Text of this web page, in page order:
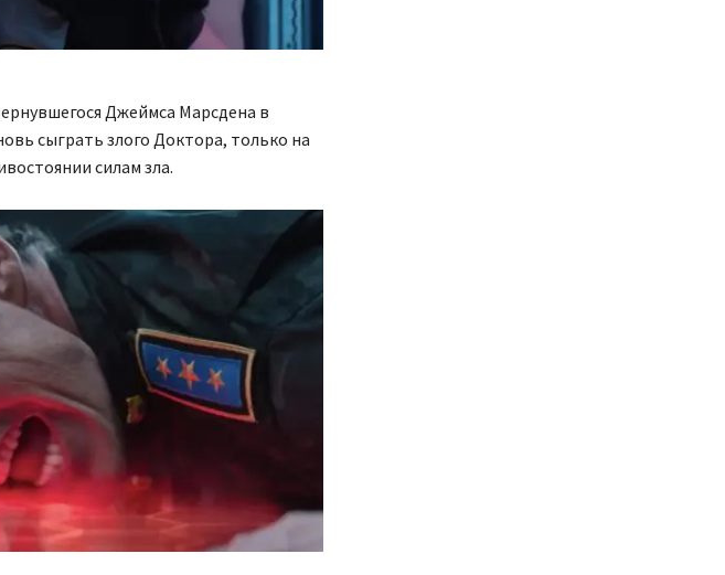
Джеймса Марсдена в
сыграть злого Доктора, только на
силам зла.